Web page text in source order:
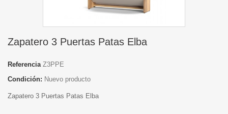
Zapatero 3 Puertas Patas Elba
Referencia Z3PPE
Condición: Nuevo producto
Zapatero 3 Puertas Patas Elba